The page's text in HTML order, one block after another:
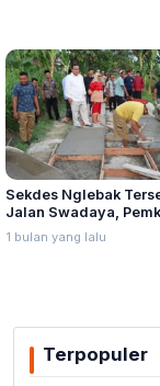
Sekdes Nglebak
Jalan Swadaya,
Sebut Pendampingan
Bukan
1 bulan yang lalu
Terpopuler